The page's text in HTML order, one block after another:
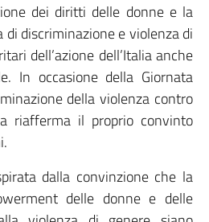
dei diritti delle donne e la
discriminazione e violenza di
dell’azione dell’Italia anche
In occasione della Giornata
della violenza contro
riafferma il proprio convinto
dalla convinzione che la
delle donne e delle